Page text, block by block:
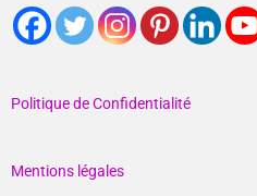
Politique de Confidentialité
Mentions légales